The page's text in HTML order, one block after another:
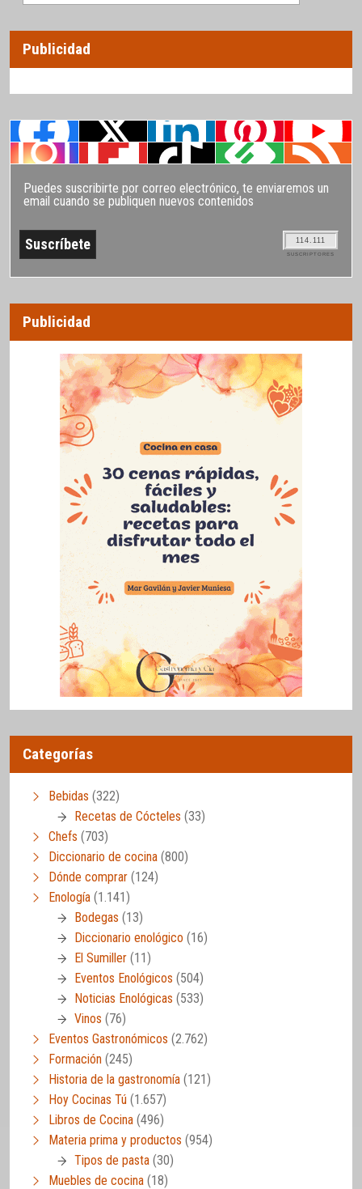
Publicidad
Puedes suscribirte por correo electrónico, te enviaremos un
email cuando se publiquen nuevos contenidos
114.111
SUSCRIPTORES
Publicidad
Categorías
Bebidas (322)
Recetas de Cócteles (33)
Chefs (703)
Diccionario de cocina (800)
Dónde comprar (124)
Enología (1.141)
Bodegas (13)
Diccionario enológico (16)
El Sumiller (11)
Eventos Enológicos (504)
Noticias Enológicas (533)
Vinos (76)
Eventos Gastronómicos (2.762)
Formación (245)
Historia de la gastronomía (121)
Hoy Cocinas Tú (1.657)
Libros de Cocina (496)
Materia prima y productos (954)
Tipos de pasta (30)
Muebles de cocina (18)